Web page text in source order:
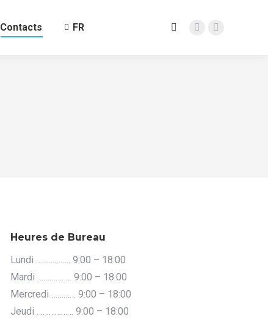
Contacts FR Search:
Heures de Bureau
Lundi …………….. 9:00 – 18:00
Mardi …………….. 9:00 – 18:00
Mercredi ………… 9:00 – 18:00
Jeudi ……………… 9:00 – 18:00